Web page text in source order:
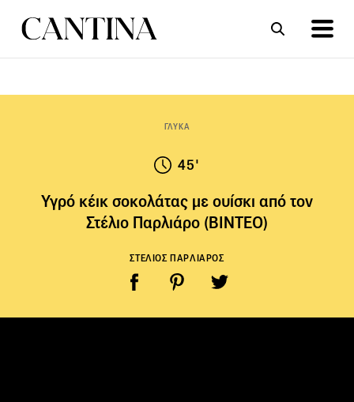
ΓΛΥΚΑ
45'
Υγρό κέικ σοκολάτας με ουίσκι από τον
Στέλιο Παρλιάρο (ΒΙΝΤΕΟ)
ΣΤΕΛΙΟΣ ΠΑΡΛΙΑΡΟΣ